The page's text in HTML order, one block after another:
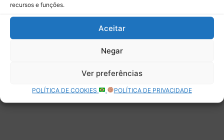
recursos e funções.
Aceitar
Negar
Ver preferências
POLÍTICA DE COOKIES POLÍTICA DE PRIVACIDADE